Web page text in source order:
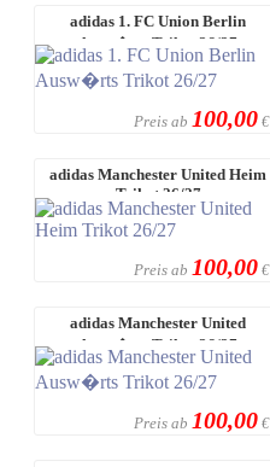
adidas 1. FC Union Berlin
Ausw�rts Trikot 26/27
Preis ab 100,00 €
adidas Manchester United Heim
Trikot 26/27
Preis ab 100,00 €
adidas Manchester United
Ausw�rts Trikot 26/27
Preis ab 100,00 €